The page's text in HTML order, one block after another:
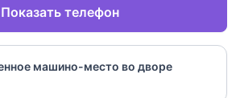
Показать телефон
машино-место во дворе